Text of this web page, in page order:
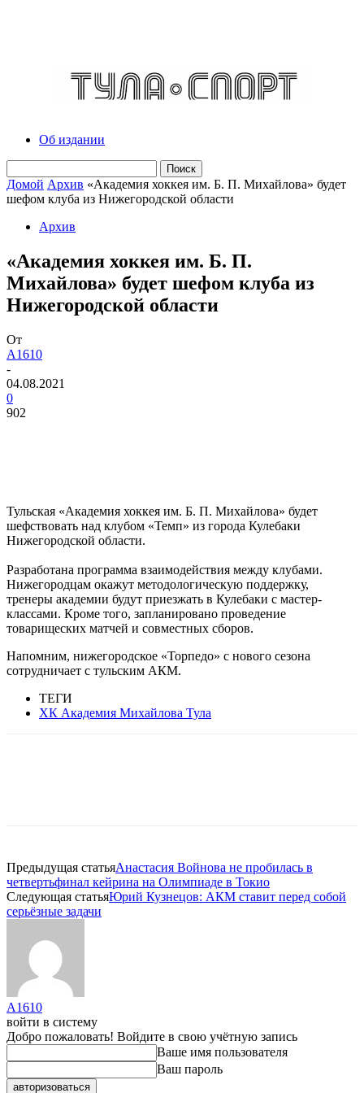
Об издании
Домой Архив «Академия хоккея им. Б. П. Михайлова» будет
шефом клуба из Нижегородской области
Архив
«Академия хоккея им. Б. П.
Михайлова» будет шефом клуба из
Нижегородской области
От
A1610
-
04.08.2021
0
902
Тульская «Академия хоккея им. Б. П. Михайлова» будет
шефствовать над клубом «Темп» из города Кулебаки
Нижегородской области.
Разработана программа взаимодействия между клубами.
Нижегородцам окажут методологическую поддержку,
тренеры академии будут приезжать в Кулебаки с мастер-
классами. Кроме того, запланировано проведение
товарищеских матчей и совместных сборов.
Напомним, нижегородское «Торпедо» с нового сезона
сотрудничает с тульским АКМ.
ТЕГИ
ХК Академия Михайлова Тула
Предыдущая статьяАнастасия Войнова не пробилась в
четвертьфинал кейрина на Олимпиаде в Токио
Следующая статьяЮрий Кузнецов: АКМ ставит перед собой
серьёзные задачи
A1610
войти в систему
Добро пожаловать! Войдите в свою учётную запись
Ваше имя пользователя
Ваш пароль